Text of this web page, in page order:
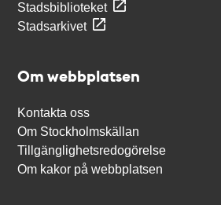
Stadsbiblioteket
Stadsarkivet
Om webbplatsen
Kontakta oss
Om Stockholmskällan
Tillgänglighetsredogörelse
Om kakor på webbplatsen